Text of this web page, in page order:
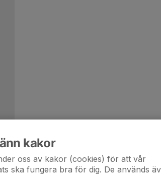
kakor
oss av kakor (cookies) för att vår
ska fungera bra för dig. De används